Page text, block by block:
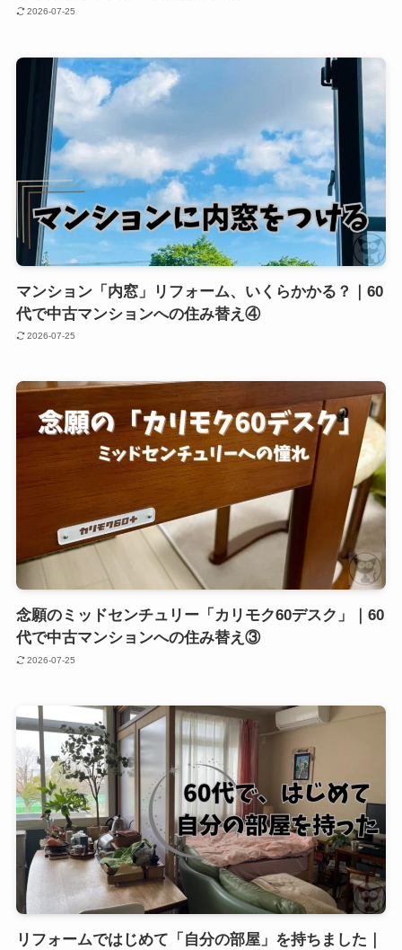
2026-07-25
マンション「内窓」リフォーム、いくらかかる？｜60
代で中古マンションへの住み替え④
2026-07-25
念願のミッドセンチュリー「カリモク60デスク」｜60
代で中古マンションへの住み替え③
2026-07-25
リフォームではじめて「自分の部屋」を持ちました｜